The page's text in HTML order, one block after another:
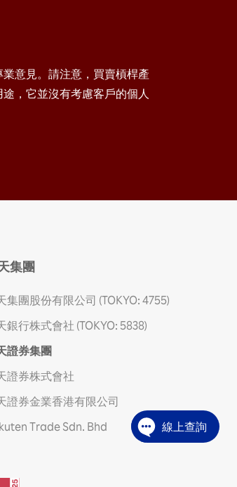
意見。請注意，買賣槓桿產
，它並沒有考慮客戶的個人
集團
集團股份有限公司 (TOKYO: 4755)
銀行株式會社 (TOKYO: 5838)
證券集團
證券株式會社
證券金業香港有限公司
Trade Sdn. Bhd